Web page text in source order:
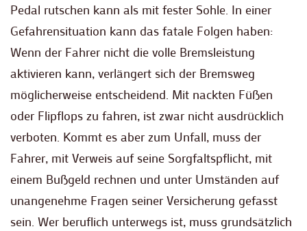
Pedal rutschen kann als mit fester Sohle. In einer
Gefahrensituation kann das fatale Folgen haben:
Wenn der Fahrer nicht die volle Bremsleistung
aktivieren kann, verlängert sich der Bremsweg
möglicherweise entscheidend. Mit nackten Füßen
oder Flipflops zu fahren, ist zwar nicht ausdrücklich
verboten. Kommt es aber zum Unfall, muss der
Fahrer, mit Verweis auf seine Sorgfaltspflicht, mit
einem Bußgeld rechnen und unter Umständen auf
unangenehme Fragen seiner Versicherung gefasst
sein. Wer beruflich unterwegs ist, muss grundsätzlich